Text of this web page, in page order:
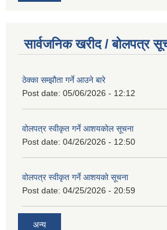
सार्वजनिक खरीद / बोलपत्र
ठेक्का सम्झौता गर्ने आउने बारे
Post date: 05/06/2026 - 12:12
वोलपत्र स्वीकृत गर्ने आशयकोल सूचना
Post date: 04/26/2026 - 12:50
वोलपत्र स्वीकृत गर्ने आशयको सूचना
Post date: 04/25/2026 - 20:59
अन्य